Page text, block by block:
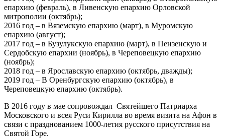
епархию (февраль), в Ливенскую епархию Орловской
митрополии (октябрь);
2016 год – в Вяземскую епархию (март), в Муромскую
епархию (август);
2017 год – в Бузулукскую епархию (март), в Пензенскую и
Сердобскую епархии (ноябрь), в Череповецкую епархию
(ноябрь);
2018 год – в Ярославскую епархию (октябрь, дважды);
2019 год – В Оренбургскую епархию (октябрь), в
Череповецкую епархию (октябрь).
В 2016 году в мае сопровождал Святейшего Патриарха
Московского и всея Руси Кирилла во время визита на Афон в
связи с празднованием 1000-летия русского присутствия на
Святой Горе.